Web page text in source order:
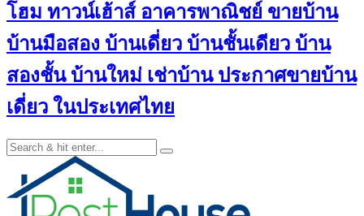
โฮม ทาวน์เฮ้าส์ อาคารพาณิชย์ ขายบ้าน
บ้านมือสอง บ้านเดี่ยว บ้านชั้นเดียว บ้าน
สองชั้น บ้านใหม่ เช่าบ้าน ประกาศขายบ้าน
เดี่ยว ในประเทศไทย